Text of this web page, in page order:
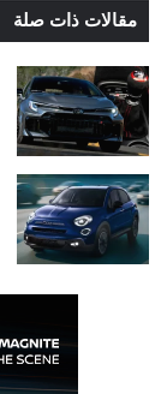
مقالات ذات صلة